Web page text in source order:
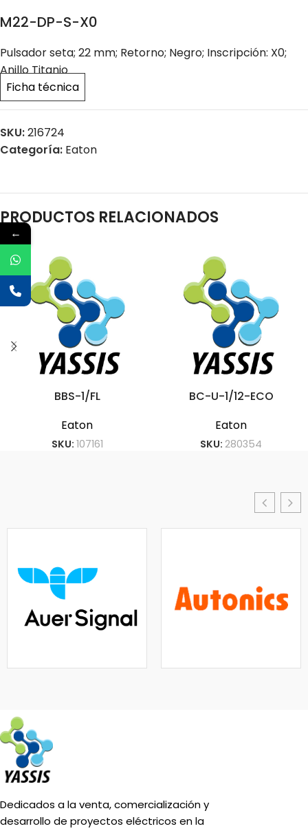
M22-DP-S-X0
Pulsador seta; 22 mm; Retorno; Negro; Inscripción: X0;
Anillo Titanio
Ficha técnica
SKU:216724
Categoría: Eaton
PRODUCTOS RELACIONADOS
BBS-1/FL
Eaton
SKU: 107161
BC-U-1/12-ECO
Eaton
SKU: 280354
Dedicados a la venta, comercialización y
desarrollo de proyectos eléctricos en la
←